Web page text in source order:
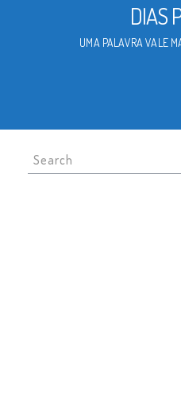
DIAS
UMA PALAVRA VALE
Search
for: